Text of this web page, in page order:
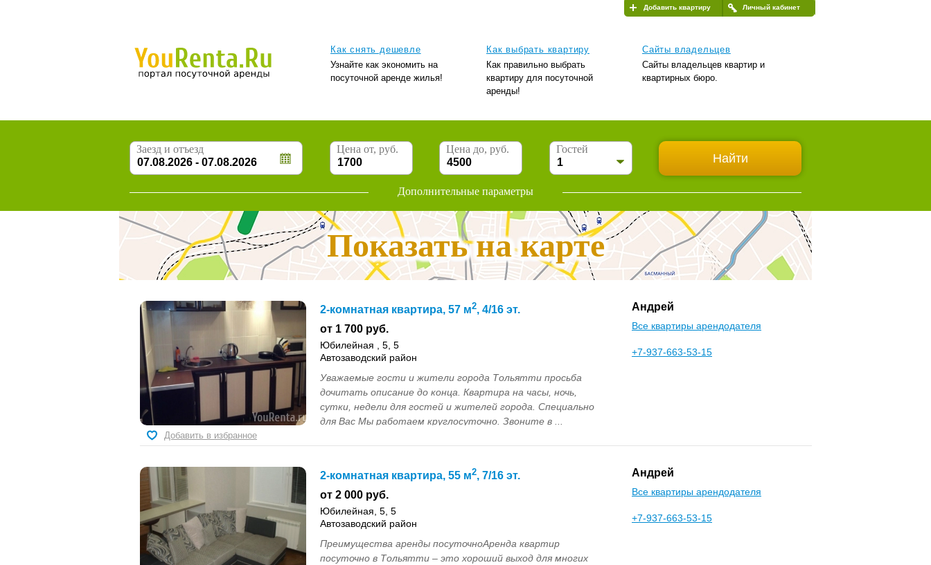
Личный кабинет
Добавить квартиру
Как снять дешевле
Узнайте как экономить на
посуточной аренде жилья!
Как выбрать квартиру
Как правильно выбрать
квартиру для посуточной
аренды!
Сайты владельцев
Сайты владельцев квартир и
квартирных бюро.
Заезд и отъезд Цена от, руб. Цена до, руб. Гостей
Дополнительные параметры
Показать на карте
2-комнатная квартира, 57 м2, 4/16 эт.
от 1 700 руб.
Юбилейная , 5, 5
Автозаводский район
Уважаемые гости и жители города Тольятти просьба
дочитать описание до конца. Квартира на часы, ночь,
сутки, недели для гостей и жителей города. Специально
для Вас Мы работаем круглосуточно. Звоните в ...
Андрей
Все квартиры арендодателя
+7-937-663-53-15
Добавить в избранное
2-комнатная квартира, 55 м2, 7/16 эт.
от 2 000 руб.
Юбилейная, 5, 5
Автозаводский район
Преимущества аренды посуточноАренда квартир
посуточно в Тольятти – это хороший выход для многих
Андрей
Все квартиры арендодателя
+7-937-663-53-15